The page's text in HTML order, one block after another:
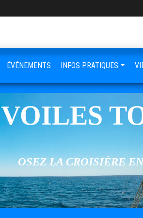
OSEZ LA CROISIÈRE
ÉVÉNEMENTS INFOS PRATIQUES